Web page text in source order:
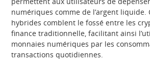
numériques comme de l’argent liquide.
hybrides comblent le fossé entre les
finance traditionnelle, facilitant ainsi
monnaies numériques par les
transactions quotidiennes.